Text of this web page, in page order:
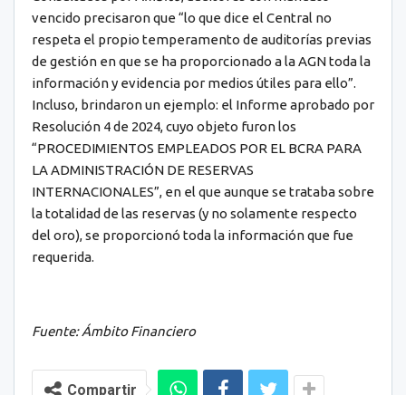
vencido precisaron que “lo que dice el Central no
respeta el propio temperamento de auditorías previas
de gestión en que se ha proporcionado a la AGN toda la
información y evidencia por medios útiles para ello”.
Incluso, brindaron un ejemplo: el Informe aprobado por
Resolución 4 de 2024, cuyo objeto furon los
“PROCEDIMIENTOS EMPLEADOS POR EL BCRA PARA
LA ADMINISTRACIÓN DE RESERVAS
INTERNACIONALES”, en el que aunque se trataba sobre
la totalidad de las reservas (y no solamente respecto
del oro), se proporcionó toda la información que fue
requerida.
Fuente: Ámbito Financiero
Compartir